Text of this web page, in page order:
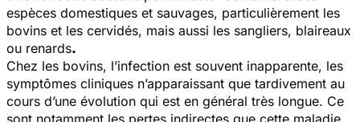
espèces domestiques et sauvages, particulièrement les
bovins et les cervidés, mais aussi les sangliers, blaireaux
ou renards.
Chez les bovins, l’infection est souvent inapparente, les
symptômes cliniques n’apparaissant que tardivement au
cours d’une évolution qui est en général très longue. Ce
sont notamment les pertes indirectes que cette maladie